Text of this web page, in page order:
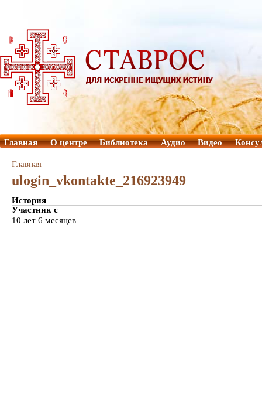
Главная О центре Библиотека Аудио Видео
Главная
ulogin_vkontakte_216923949
История
Участник с
10 лет 6 месяцев